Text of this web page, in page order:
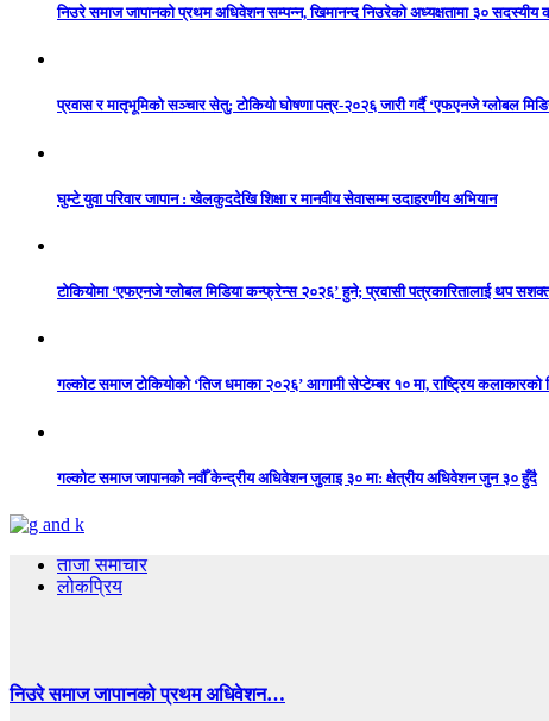
निउरे समाज जापानको प्रथम अधिवेशन सम्पन्न, खिमानन्द निउरेको अध्यक्षतामा ३० सदस्यीय
प्रवास र मातृभूमिको सञ्चार सेतु: टोकियो घोषणा पत्र-२०२६ जारी गर्दै ‘एफएनजे ग्लोबल
घुम्टे युवा परिवार जापान : खेलकुददेखि शिक्षा र मानवीय सेवासम्म उदाहरणीय अभियान
टोकियोमा ‘एफएनजे ग्लोबल मिडिया कन्फ्रेन्स २०२६’ हुने; प्रवासी पत्रकारितालाई थप
गल्कोट समाज टोकियोको ‘तिज धमाका २०२६’ आगामी सेप्टेम्बर १० मा, राष्ट्रिय कलाकारको
गल्कोट समाज जापानको नवौँ केन्द्रीय अधिवेशन जुलाइ ३० मा: क्षेत्रीय अधिवेशन जुन ३० हुँदै
ताजा समाचार
लोकप्रिय
निउरे समाज जापानको प्रथम अधिवेशन…